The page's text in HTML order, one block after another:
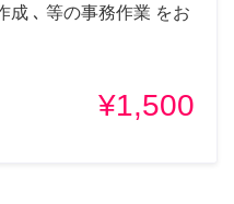
成 ､ 等の事務作業 をお
¥1,500